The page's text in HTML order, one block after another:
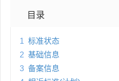
目录
1 标准状态
2 基础信息
3 备案信息